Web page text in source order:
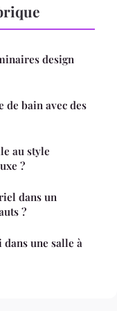
design
bain avec des
au style
?
dans un
?
une salle à